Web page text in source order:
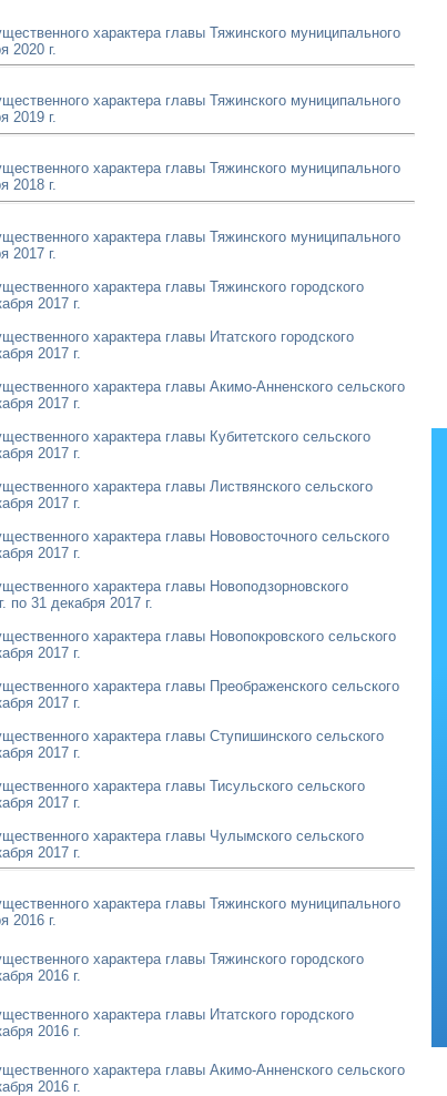
характера главы Тяжинского муниципального
2020 г.
характера главы Тяжинского муниципального
2019 г.
характера главы Тяжинского муниципального
2018 г.
характера главы Тяжинского муниципального
2017 г.
характера главы Тяжинского городского
2017 г.
характера главы Итатского городского
2017 г.
характера главы Акимо-Анненского сельского
2017 г.
характера главы Кубитетского сельского
2017 г.
характера главы Листвянского сельского
2017 г.
характера главы Нововосточного сельского
2017 г.
характера главы Новоподзорновского
по 31 декабря 2017 г.
характера главы Новопокровского сельского
2017 г.
характера главы Преображенского сельского
2017 г.
характера главы Ступишинского сельского
2017 г.
характера главы Тисульского сельского
2017 г.
характера главы Чулымского сельского
2017 г.
характера главы Тяжинского муниципального
2016 г.
характера главы Тяжинского городского
2016 г.
характера главы Итатского городского
2016 г.
характера главы Акимо-Анненского сельского
2016 г.